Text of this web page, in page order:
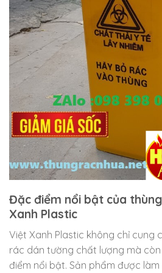
Đặc điểm nổi bật của
Xanh Plastic
Việt Xanh Plastic không chỉ cung
rác dán tường chất lượng mà
điểm nổi bật. Sản phẩm được